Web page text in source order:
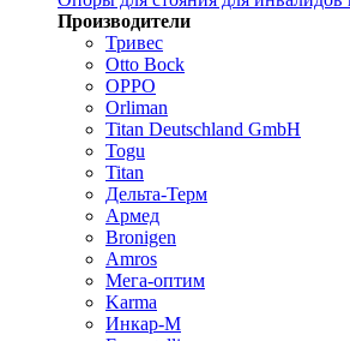
Производители
Тривес
Otto Bock
OPPO
Orliman
Titan Deutschland GmbH
Togu
Titan
Дельта-Терм
Армед
Bronigen
Amros
Мега-оптим
Karma
Инкар-М